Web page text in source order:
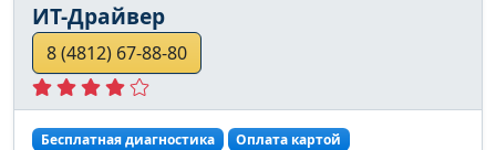
ИТ-Драйвер
8 (4812) 67-88-80
Бесплатная диагностика Оплата картой